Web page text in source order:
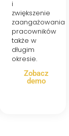
i
zwiększenie
zaangażowania
pracowników
także w
długim
okresie.
Zobacz
demo